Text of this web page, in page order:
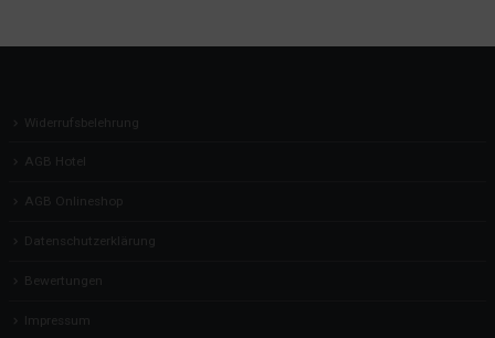
Widerrufsbelehrung
AGB Hotel
AGB Onlineshop
Datenschutzerklärung
Bewertungen
Impressum